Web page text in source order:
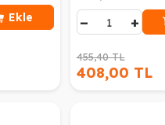
Ekle − +
455,40 TL
408,00 TL